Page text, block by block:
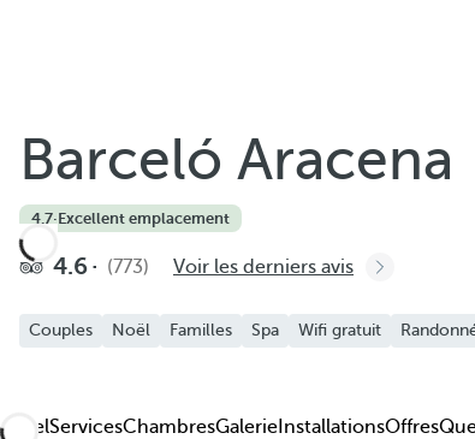
Ajouter aux favoris
Barceló Aracena
4.7·Excellent emplacement
4.6 (773) Voir les derniers avis
Couples Noël Familles Spa Wifi gratuit
HôtelServicesChambresGalerie InstallationsOffres